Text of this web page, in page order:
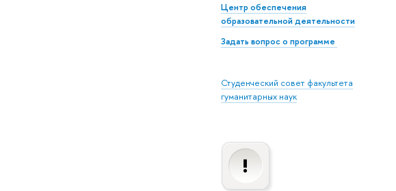
Центр обеспечения
образовательной деятельности
Задать вопрос о программе
Студенческий совет факультета
гуманитарных наук